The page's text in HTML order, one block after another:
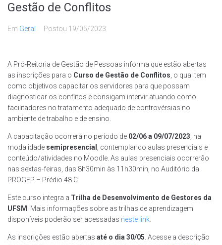
Gestão de Conflitos
Em Geral Postou 19/05/2023
A Pró-Reitoria de Gestão de Pessoas informa que estão abertas
as inscrições para o Curso de Gestão de Conflitos, o qual tem
como objetivos capacitar os servidores para que possam
diagnosticar os conflitos e consigam intervir atuando como
facilitadores no tratamento adequado de controvérsias no
ambiente de trabalho e de ensino.
A capacitação ocorrerá no período de 02/06 a 09/07/2023, na
modalidade semipresencial , contemplando aulas presenciais e
conteúdo/atividades no Moodle. As aulas presenciais ocorrerão
nas sextas-feiras, das 8h30min às 11h30min, no Auditório da
PROGEP – Prédio 48 C.
Este curso integra a Trilha de Desenvolvimento de Gestores da
UFSM . Mais informações sobre as trilhas de aprendizagem
disponíveis poderão ser acessadas neste link.
As inscrições estão abertas até o dia 30/05. Acesse a descrição